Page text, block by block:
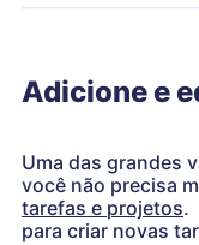
Adicione e
Uma das grandes
você não precisa
tarefas e projetos.
para criar novas